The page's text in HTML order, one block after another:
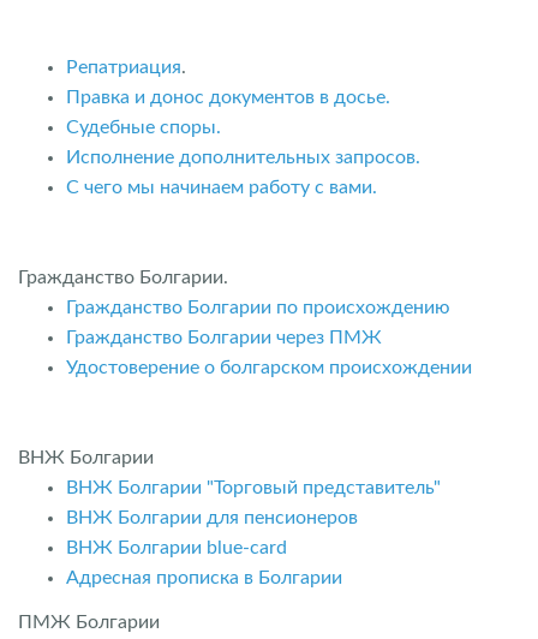
Репатриация.
Правка и донос документов в досье.
Судебные споры.
Исполнение дополнительных запросов.
С чего мы начинаем работу с вами.
Гражданство Болгарии.
Гражданство Болгарии по происхождению
Гражданство Болгарии через ПМЖ
Удостоверение о болгарском происхождении
ВНЖ Болгарии
ВНЖ Болгарии "Торговый представитель"
ВНЖ Болгарии для пенсионеров
ВНЖ Болгарии blue-card
Адресная прописка в Болгарии
ПМЖ Болгарии